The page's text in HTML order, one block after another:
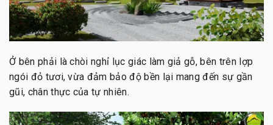
Ở bên phải là chòi nghỉ lục giác làm giả gỗ, bên trên lợp
ngói đỏ tươi, vừa đảm bảo độ bền lại mang đến sự gần
gũi, chân thực của tự nhiên.